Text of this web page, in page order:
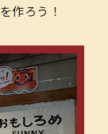
作ろう！